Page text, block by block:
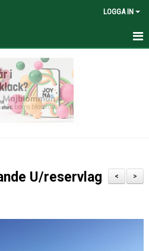
LOGGA IN
>
<
U/reservlag